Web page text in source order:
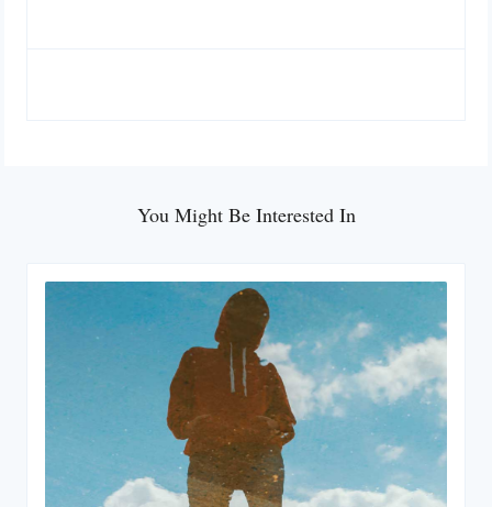
You Might Be Interested In